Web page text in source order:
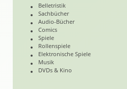
Belletristik
Sachbücher
Audio-Bücher
Comics
Spiele
Rollenspiele
Elektronische Spiele
Musik
DVDs & Kino